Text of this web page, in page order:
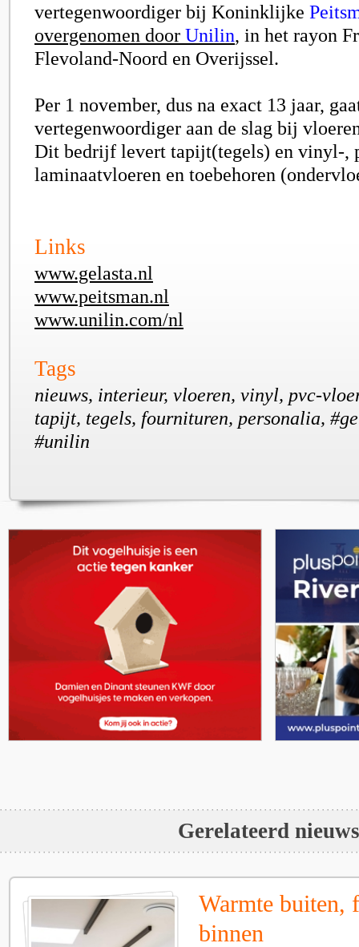
vertegenwoordiger bij Koninklijke
overgenomen door Unilin, in het rayon
Flevoland-Noord en Overijssel.
Per 1 november, dus na exact 13 jaar,
vertegenwoordiger aan de slag bij
Dit bedrijf levert tapijt(tegels) en vinyl-,
laminaatvloeren en toebehoren
Links
www.gelasta.nl
www.peitsman.nl
www.unilin.com/nl
Tags
nieuws, interieur, vloeren, vinyl, pvc-
tapijt, tegels, fournituren, personalia,
#unilin
Gerelateerd nieuws
Warmte buiten,
binnen